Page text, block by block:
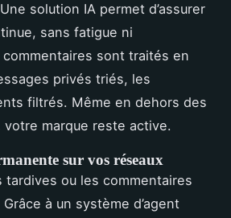
solution IA permet d’assurer
sans fatigue ni
sont traités en
privés triés, les
filtrés. Même en dehors des
votre marque reste active.
sur vos réseaux
tardives ou les commentaires
à un système d’agent